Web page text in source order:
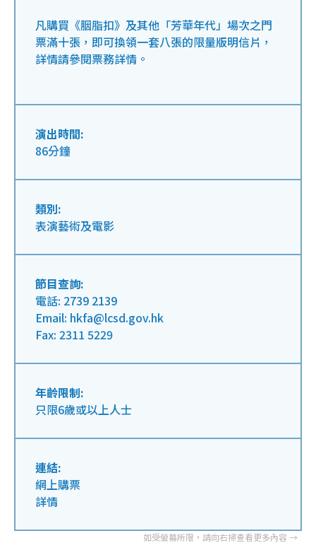
凡購買《胭脂扣》及其他「芳華年代」場次之門
票滿十張，即可換領一套八張的限量版明信片，
詳情請參閱票務詳情。
演出時間:
86分鐘
類別:
表演藝術及電影
節目查詢:
電話: 2739 2139
Email: hkfa@lcsd.gov.hk
Fax: 2311 5229
年齡限制:
只限6歲或以上人士
連結:
網上購票
詳情